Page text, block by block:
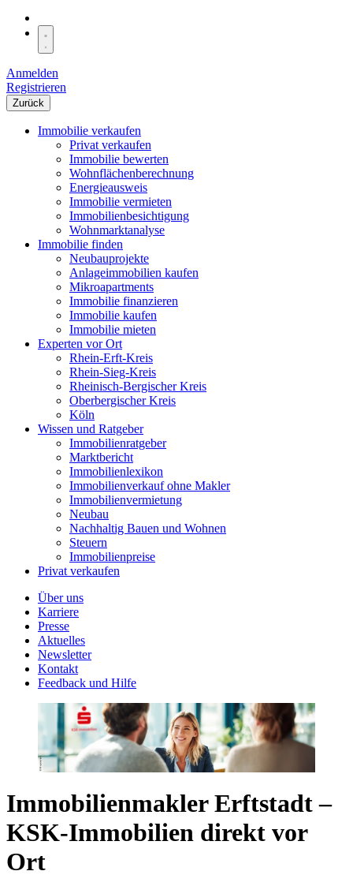
Anmelden
Registrieren
Zurück
Immobilie verkaufen
Privat verkaufen
Immobilie bewerten
Wohnflächenberechnung
Energieausweis
Immobilie vermieten
Immobilienbesichtigung
Wohnmarktanalyse
Immobilie finden
Neubauprojekte
Anlageimmobilien kaufen
Mikroapartments
Immobilie finanzieren
Immobilie kaufen
Immobilie mieten
Experten vor Ort
Rhein-Erft-Kreis
Rhein-Sieg-Kreis
Rheinisch-Bergischer Kreis
Oberbergischer Kreis
Köln
Wissen und Ratgeber
Immobilienratgeber
Marktbericht
Immobilienlexikon
Immobilienverkauf ohne Makler
Immobilienvermietung
Neubau
Nachhaltig Bauen und Wohnen
Steuern
Immobilienpreise
Privat verkaufen
Über uns
Karriere
Presse
Aktuelles
Newsletter
Kontakt
Feedback und Hilfe
Immobilienmakler Erftstadt –
KSK-Immobilien direkt vor
Ort